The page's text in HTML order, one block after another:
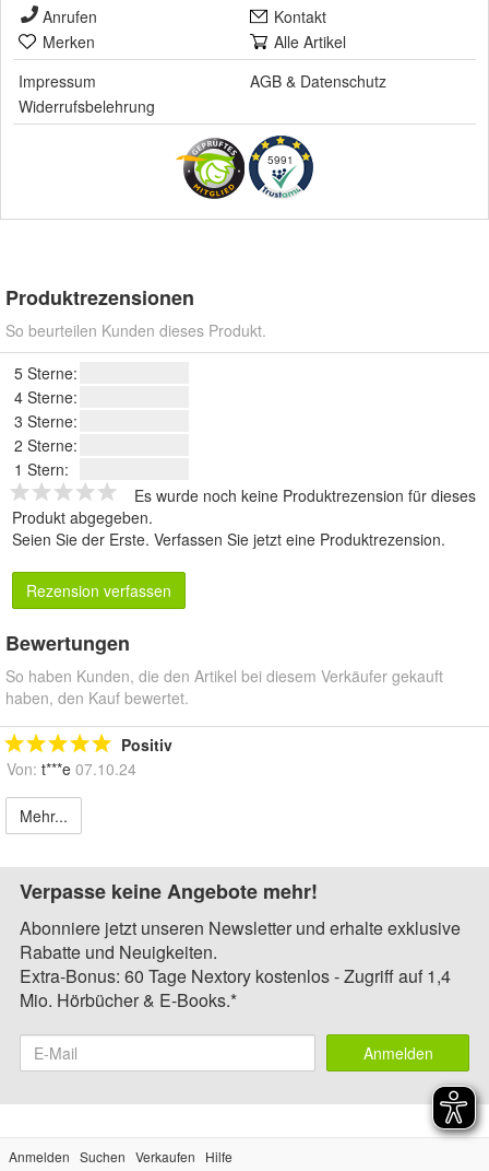
Anrufen
Kontakt
Merken
Alle Artikel
Impressum
AGB & Datenschutz
Widerrufsbelehrung
5991
Produktrezensionen
So beurteilen Kunden dieses Produkt.
5 Sterne:
4 Sterne:
3 Sterne:
2 Sterne:
1 Stern:
Es wurde noch keine Produktrezension für dieses
Produkt abgegeben.
Seien Sie der Erste. Verfassen Sie jetzt eine Produktrezension.
Rezension verfassen
Bewertungen
So haben Kunden, die den Artikel bei diesem Verkäufer gekauft
haben, den Kauf bewertet.
Positiv
Von: t***e 07.10.24
Mehr...
Verpasse keine Angebote mehr!
Abonniere jetzt unseren Newsletter und erhalte exklusive
Rabatte und Neuigkeiten.
Extra-Bonus: 60 Tage Nextory kostenlos - Zugriff auf 1,4
Mio. Hörbücher & E-Books.*
Anmelden
Anmelden Suchen Verkaufen
Hilfe